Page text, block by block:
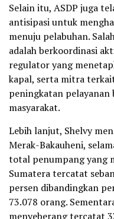
Selain itu, ASDP juga
antisipasi untuk
menuju pelabuhan.
adalah berkoordinasi
regulator yang
kapal, serta mitra
peningkatan pelayanan
masyarakat.
Lebih lanjut, Shelvy
Merak-Bakauheni,
total penumpang yang
Sumatera tercatat
persen dibandingkan
73.078 orang.
menyeberang tercatat